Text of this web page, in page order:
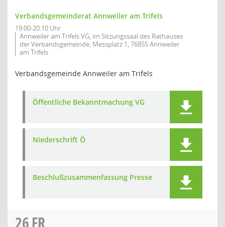
Verbandsgemeinderat Annweiler am Trifels
19:00-20:10 Uhr
Annweiler am Trifels VG, im Sitzungssaal des Rathauses
der Verbandsgemeinde, Messplatz 1, 76855 Annweiler
am Trifels
Verbandsgemeinde Annweiler am Trifels
Öffentliche Bekanntmachung VG
Niederschrift Ö
Beschlußzusammenfassung Presse
26FR